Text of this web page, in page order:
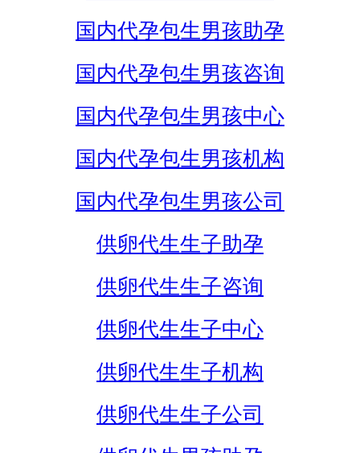
国内代孕包生男孩助孕
国内代孕包生男孩咨询
国内代孕包生男孩中心
国内代孕包生男孩机构
国内代孕包生男孩公司
供卵代生生子助孕
供卵代生生子咨询
供卵代生生子中心
供卵代生生子机构
供卵代生生子公司